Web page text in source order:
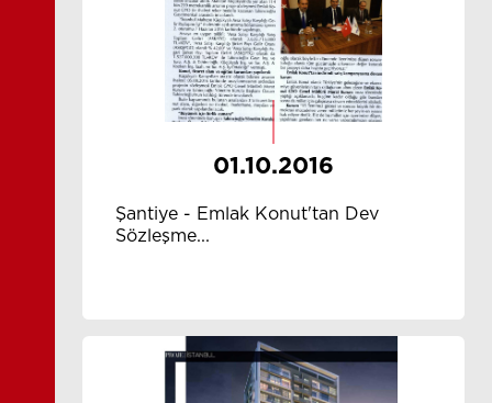
01.10.2016
Şantiye - Emlak Konut'tan Dev
Sözleşme...